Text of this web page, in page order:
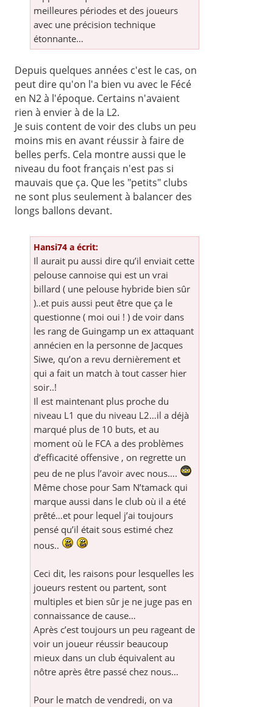
meilleures périodes et des joueurs
avec une précision technique
étonnante…
Depuis quelques années c'est le cas, on
peut dire qu'on l'a bien vu avec le Fécé
en N2 à l'époque. Certains n'avaient
rien à envier à de la L2.
Je suis content de voir des clubs un peu
moins mis en avant réussir à faire de
belles perfs. Cela montre aussi que le
niveau du foot français n'est pas si
mauvais que ça. Que les "petits" clubs
ne sont plus seulement à balancer des
longs ballons devant.
Hansi74 a écrit:
Il aurait pu aussi dire qu’il enviait cette
pelouse cannoise qui est un vrai
billard ( une pelouse hybride bien sûr
)..et puis aussi peut être que ça le
questionne ( moi oui ! ) de voir dans
les rang de Guingamp un ex attaquant
annécien en la personne de Jacques
Siwe, qu’on a revu dernièrement et
qui a fait un match à tout casser hier
soir..!
Il est maintenant plus proche du
niveau L1 que du niveau L2…il a déjà
marqué plus de 10 buts, et au
moment où le FCA a des problèmes
d’efficacité offensive , on regrette un
peu de ne plus l’avoir avec nous….
Même chose pour Sam N’tamack qui
marque aussi dans le club où il a été
prêté…et pour lequel j’ai toujours
pensé qu’il était sous estimé chez
nous..
Ceci dit, les raisons pour lesquelles les
joueurs restent ou partent, sont
multiples et bien sûr je ne juge pas en
connaissance de cause…
Après c’est toujours un peu rageant de
voir un joueur réussir beaucoup
mieux dans un club équivalent au
nôtre après être passé chez nous…
Pour le match de vendredi, on va